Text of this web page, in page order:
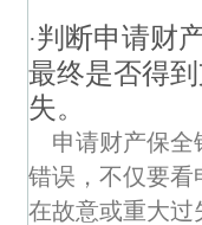
·判断申请财
最终是否得
失。
申请财产保
错误，不仅要看
在故意或重大过